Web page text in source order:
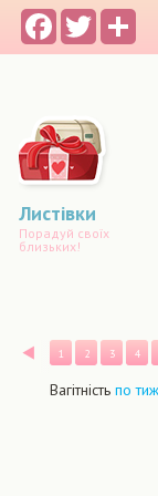
FacebookTwitter
Листівки
Порадуй своїх
близьких!
Назад
1 2 3 4
Вагітність по